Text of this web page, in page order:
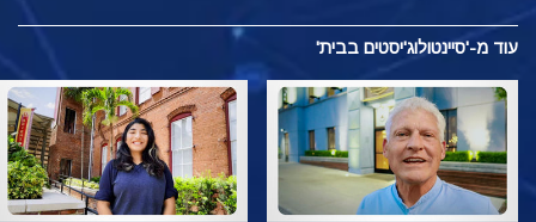
עוד מ-'סיינטולוג'יסטים בבית'